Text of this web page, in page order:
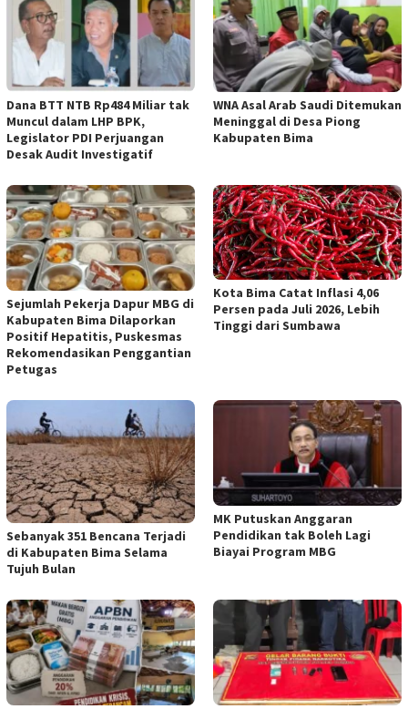
Dana BTT NTB Rp484 Miliar tak
Muncul dalam LHP BPK,
Legislator PDI Perjuangan
Desak Audit Investigatif
WNA Asal Arab Saudi Ditemukan
Meninggal di Desa Piong
Kabupaten Bima
Sejumlah Pekerja Dapur MBG di
Kabupaten Bima Dilaporkan
Positif Hepatitis, Puskesmas
Rekomendasikan Penggantian
Petugas
Kota Bima Catat Inflasi 4,06
Persen pada Juli 2026, Lebih
Tinggi dari Sumbawa
Sebanyak 351 Bencana Terjadi
di Kabupaten Bima Selama
Tujuh Bulan
MK Putuskan Anggaran
Pendidikan tak Boleh Lagi
Biayai Program MBG